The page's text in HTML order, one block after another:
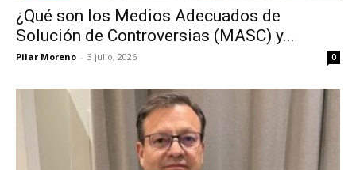
¿Qué son los Medios Adecuados de
Solución de Controversias (MASC) y...
Pilar Moreno - 3 julio, 2026 0